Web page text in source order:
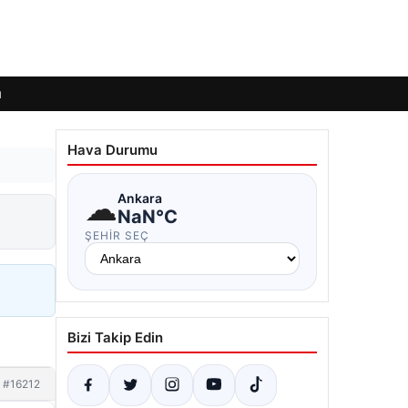
#16212
Hava Durumu
☁Ankara
NaN°C
ŞEHIR SEÇ
Bizi Takip Edin